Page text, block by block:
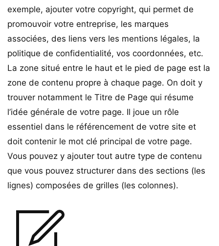
exemple, ajouter votre copyright, qui permet de
promouvoir votre entreprise, les marques
associées, des liens vers les mentions légales, la
politique de confidentialité, vos coordonnées, etc.
La zone situé entre le haut et le pied de page est la
zone de contenu propre à chaque page. On doit y
trouver notamment le Titre de Page qui résume
l’idée générale de votre page. Il joue un rôle
essentiel dans le référencement de votre site et
doit contenir le mot clé principal de votre page.
Vous pouvez y ajouter tout autre type de contenu
que vous pouvez structurer dans des sections (les
lignes) composées de grilles (les colonnes).